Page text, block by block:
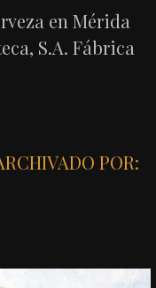
en Mérida
S.A. Fábrica
POR: